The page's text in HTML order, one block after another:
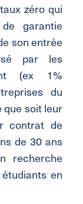
zéro qui
garantie
son entrée
par les
(ex 1%
du
que soit leur
contrat de
de 30 ans
recherche
en